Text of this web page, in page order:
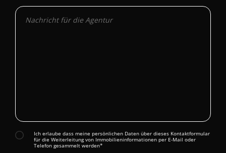
Ich erlaube dass meine persönlichen Daten über dieses Kontaktformular
für die Weiterleitung von Immobilieninformationen per E-Mail oder
Telefon gesammelt werden*